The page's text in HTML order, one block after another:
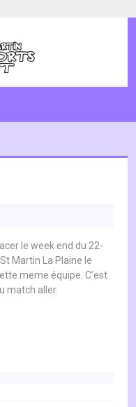
le week end du 22-
Martin La Plaine le
meme équipe. C’est
match aller.